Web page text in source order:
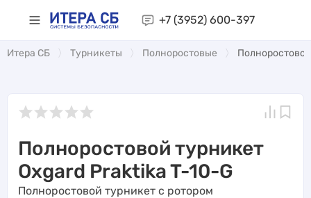
+7 (3952) 600-397
Итера СБ Турникеты Полноростовые
Полноростовой турникет
Oxgard Praktika T-10-G
Полноростовой турникет с ротором